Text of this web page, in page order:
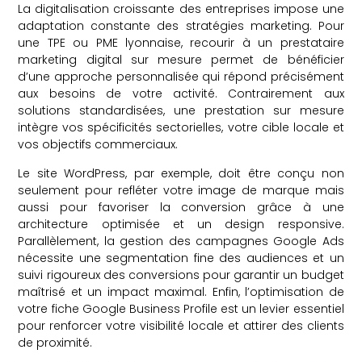
La digitalisation croissante des entreprises impose une
adaptation constante des stratégies marketing. Pour
une TPE ou PME lyonnaise, recourir à un prestataire
marketing digital sur mesure permet de bénéficier
d’une approche personnalisée qui répond précisément
aux besoins de votre activité. Contrairement aux
solutions standardisées, une prestation sur mesure
intègre vos spécificités sectorielles, votre cible locale et
vos objectifs commerciaux.
Le site WordPress, par exemple, doit être conçu non
seulement pour refléter votre image de marque mais
aussi pour favoriser la conversion grâce à une
architecture optimisée et un design responsive.
Parallèlement, la gestion des campagnes Google Ads
nécessite une segmentation fine des audiences et un
suivi rigoureux des conversions pour garantir un budget
maîtrisé et un impact maximal. Enfin, l’optimisation de
votre fiche Google Business Profile est un levier essentiel
pour renforcer votre visibilité locale et attirer des clients
de proximité.